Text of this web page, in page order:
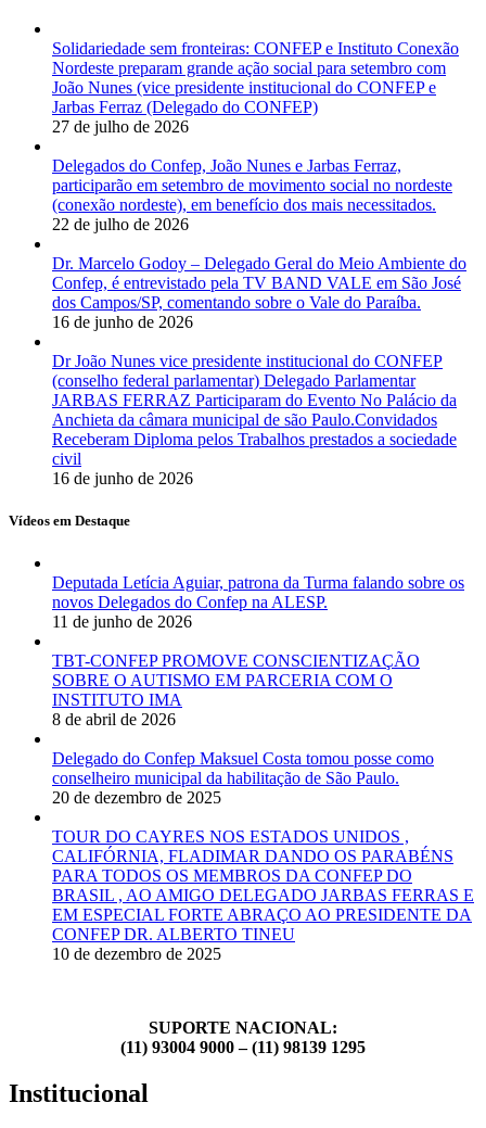
Solidariedade sem fronteiras: CONFEP e Instituto Conexão
Nordeste preparam grande ação social para setembro com
João Nunes (vice presidente institucional do CONFEP e
Jarbas Ferraz (Delegado do CONFEP)
27 de julho de 2026
Delegados do Confep, João Nunes e Jarbas Ferraz,
participarão em setembro de movimento social no nordeste
(conexão nordeste), em benefício dos mais necessitados.
22 de julho de 2026
Dr. Marcelo Godoy – Delegado Geral do Meio Ambiente do
Confep, é entrevistado pela TV BAND VALE em São José
dos Campos/SP, comentando sobre o Vale do Paraíba.
16 de junho de 2026
Dr João Nunes vice presidente institucional do CONFEP
(conselho federal parlamentar) Delegado Parlamentar
JARBAS FERRAZ Participaram do Evento No Palácio da
Anchieta da câmara municipal de são Paulo.Convidados
Receberam Diploma pelos Trabalhos prestados a sociedade
civil
16 de junho de 2026
Vídeos em Destaque
Deputada Letícia Aguiar, patrona da Turma falando sobre os
novos Delegados do Confep na ALESP.
11 de junho de 2026
TBT-CONFEP PROMOVE CONSCIENTIZAÇÃO
SOBRE O AUTISMO EM PARCERIA COM O
INSTITUTO IMA
8 de abril de 2026
Delegado do Confep Maksuel Costa tomou posse como
conselheiro municipal da habilitação de São Paulo.
20 de dezembro de 2025
TOUR DO CAYRES NOS ESTADOS UNIDOS ,
CALIFÓRNIA, FLADIMAR DANDO OS PARABÉNS
PARA TODOS OS MEMBROS DA CONFEP DO
BRASIL , AO AMIGO DELEGADO JARBAS FERRAS E
EM ESPECIAL FORTE ABRAÇO AO PRESIDENTE DA
CONFEP DR. ALBERTO TINEU
10 de dezembro de 2025
SUPORTE NACIONAL:
(11) 93004 9000 – (11) 98139 1295
Institucional